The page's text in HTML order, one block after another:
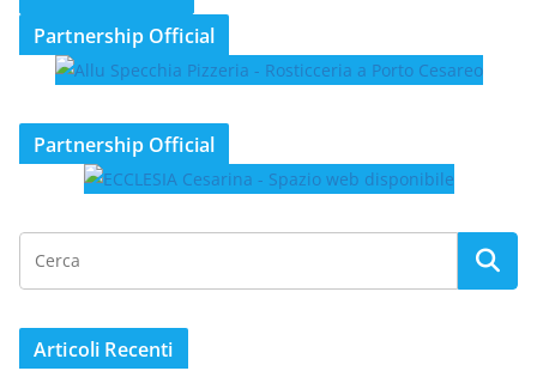
Partnership Official
Partnership Official
Articoli Recenti